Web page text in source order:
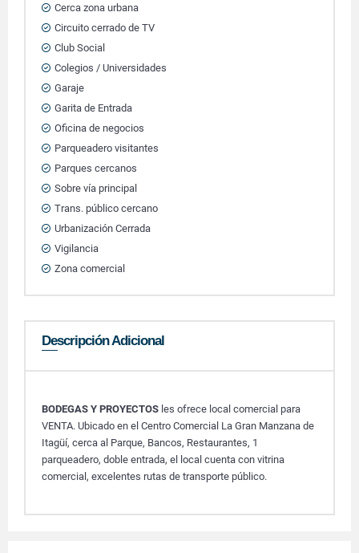
Cerca zona urbana
Circuito cerrado de TV
Club Social
Colegios / Universidades
Garaje
Garita de Entrada
Oficina de negocios
Parqueadero visitantes
Parques cercanos
Sobre vía principal
Trans. público cercano
Urbanización Cerrada
Vigilancia
Zona comercial
Descripción Adicional
BODEGAS Y PROYECTOS les ofrece local comercial para
VENTA. Ubicado en el Centro Comercial La Gran Manzana de
Itagüí, cerca al Parque, Bancos, Restaurantes, 1
parqueadero, doble entrada, el local cuenta con vitrina
comercial, excelentes rutas de transporte público.